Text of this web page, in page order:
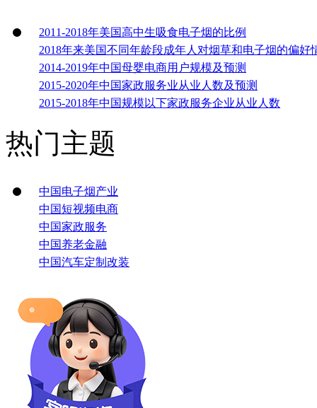
2011-2018年美国高中生吸食电子烟的比例
2018年来美国不同年龄段成年人对烟草和电子烟的偏好
2014-2019年中国母婴电商用户规模及预测
2015-2020年中国家政服务业从业人数及预测
2015-2018年中国规模以下家政服务企业从业人数
热门主题
中国电子烟产业
中国短视频电商
中国家政服务
中国养老金融
中国汽车定制改装